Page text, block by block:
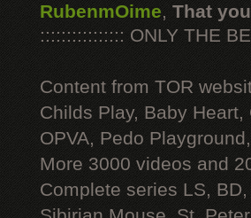
RubenmOime, That
:::::::::::::::: ONLY THE
Content from TOR
Childs Play, Baby
OPVA, Pedo
More 3000 videos and
Complete series LS,